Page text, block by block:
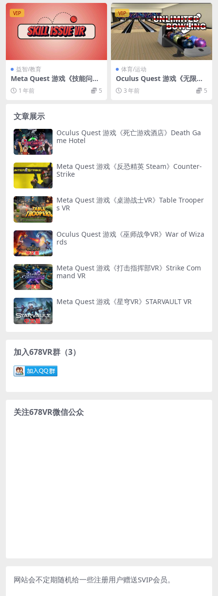
VIP
益智/教育
Meta Quest 游戏《技能问题
VR》Skill Issue VR
1 年前 5
VIP
体育/运动
Oculus Quest 游戏《无限保
龄球VR》Unlimited Bowlin
g VR3 年前 5
文章展示
Oculus Quest 游戏《死亡游戏酒店》Death Ga
me Hotel
Meta Quest 游戏《反恐精英 Steam》Counter-
Strike
Meta Quest 游戏《桌游战士VR》Table Trooper
s VR
Oculus Quest 游戏《巫师战争VR》War of Wiza
rds
Meta Quest 游戏《打击指挥部VR》Strike Com
mand VR
Meta Quest 游戏《星穹VR》STARVAULT VR
加入678VR群（3）
关注678VR微信公众
网站会不定期随机给一些注册用户赠送SVIP会员。